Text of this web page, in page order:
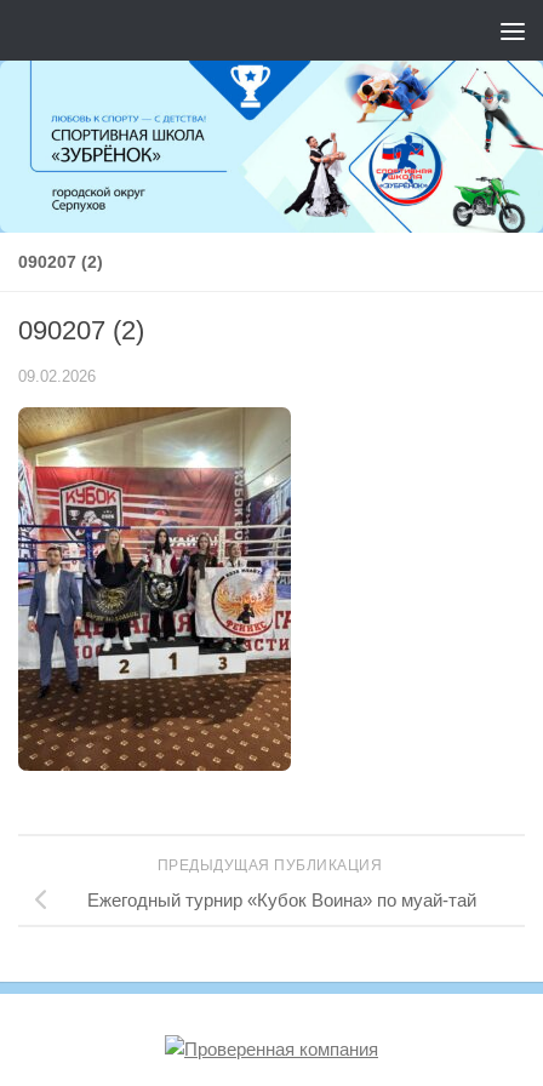
090207 (2)
090207 (2)
09.02.2026
ПРЕДЫДУЩАЯ ПУБЛИКАЦИЯ
Ежегодный турнир «Кубок Воина» по муай-тай